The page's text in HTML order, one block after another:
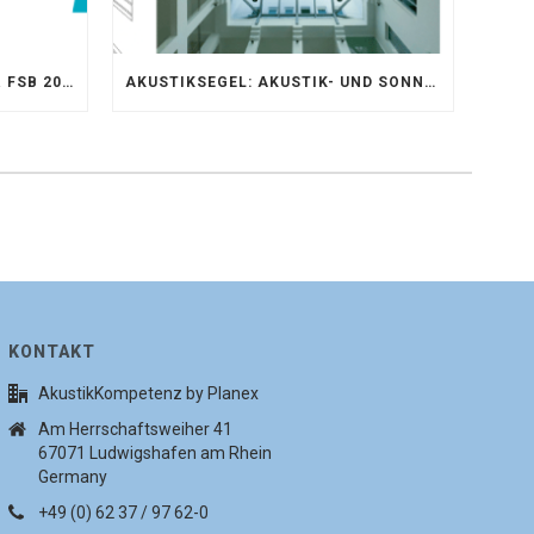
AKUSTIKKOMPETENZ AUF DER FSB 2025 – AKUSTIKELEMENTE FÜR DIE LEBENSRÄUME VON MORGEN AKUSTIKSEGEL: AKUSTIK- UND SONNENSCHUTZOPTIMIERUNG IM ATRIUM DER UNIVERSITÄT BONN
KONTAKT
AkustikKompetenz by Planex
Am Herrschaftsweiher 41
67071 Ludwigshafen am Rhein
Germany
+49 (0) 62 37 / 97 62-0